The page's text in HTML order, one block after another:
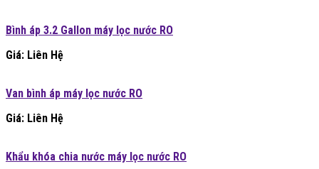
Bình áp 3.2 Gallon máy lọc nước RO
Giá: Liên Hệ
Van bình áp máy lọc nước RO
Giá: Liên Hệ
Khẩu khóa chia nước máy lọc nước RO